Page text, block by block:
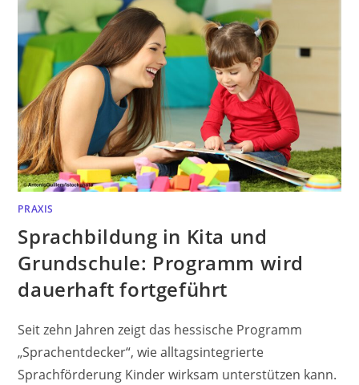
PRAXIS
Sprachbildung in Kita und
Grundschule: Programm wird
dauerhaft fortgeführt
Seit zehn Jahren zeigt das hessische Programm
„Sprachentdecker“, wie alltagsintegrierte
Sprachförderung Kinder wirksam unterstützen kann.